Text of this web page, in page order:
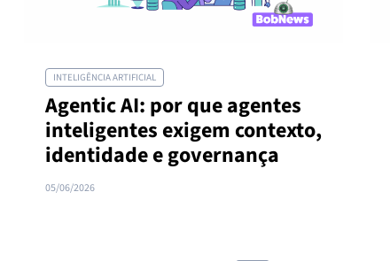
INTELIGÊNCIA ARTIFICIAL
Agentic AI: por que agentes
inteligentes exigem contexto,
identidade e governança
05/06/2026